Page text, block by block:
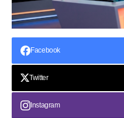
Facebook
Twitter
Instagram